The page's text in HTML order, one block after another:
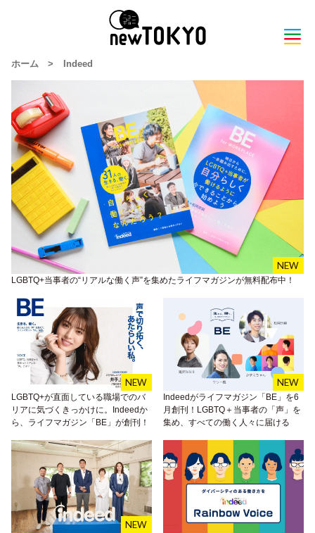
ホーム > Indeed
LGBTQ+当事者の“リアルな働く声”を集めたライフマガジンが無料配布中！
LGBTQ+が直面している職場でのバ
リアに気づくきっかけに。Indeedか
ら、ライフマガジン「BE」が創刊！
Indeedがライフマガジン「BE」を6
月創刊！LGBTQ＋当事者の「声」を
集め、すべての働く人々に届ける